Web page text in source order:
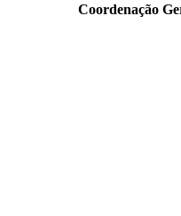
Coordenação